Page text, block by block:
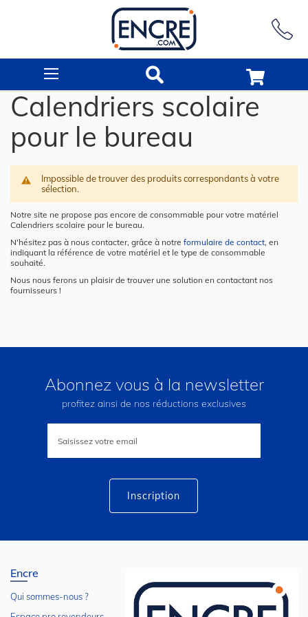
Calendriers scolaire
pour le bureau
Impossible de trouver des produits correspondants à votre
sélection.
Notre site ne propose pas encore de consommable pour votre matériel
Calendriers scolaire pour le bureau.
N'hésitez pas à nous contacter, grâce à notre formulaire de contact, en
indiquant la référence de votre matériel et le type de consommable
souhaité.
Nous nous ferons un plaisir de trouver une solution en contactant nos
fournisseurs !
Abonnez vous à la newsletter
profitez ainsi de nos réductions exclusives
lettre
Inscription
Encre
Qui sommes-nous ?